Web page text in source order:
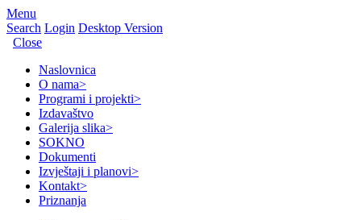
Menu
Search Login Desktop Version
Close
Naslovnica
O nama>
Programi i projekti>
Izdavaštvo
Galerija slika>
SOKNO
Dokumenti
Izvještaji i planovi>
Kontakt>
Priznanja